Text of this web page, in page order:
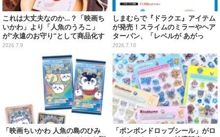
これは大丈夫なのか…？「映画ち
いかわ」より「人魚のうろこ」
が“永遠のお守り”として商品化す
るも、「人の心がない」と話題
2026.7.9
しまむらで『ドラクエ』アイテム
が発売！スライムのミラーやヘア
ターバン、「レベルが あがっ
た！」アクセサリーなど
2026.7.10
「映画ちいかわ 人魚の島のひみ
「ボンボンドロップシール」がロ